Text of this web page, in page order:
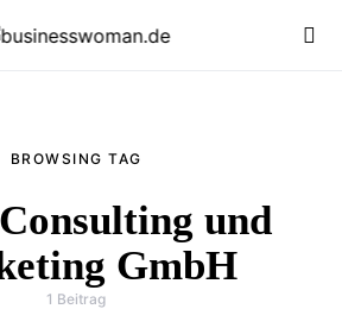
BROWSING TAG
und
GmbH
1 Beitrag